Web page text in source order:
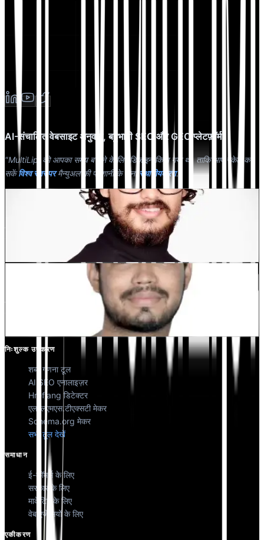
AI-संचालित वेबसाइट अनुवाद, बहुभाषी SEO और GEO प्लेटफ़ॉर्म
"MultiLipi को आपका समय बचाने के लिए डिज़ाइन किया गया था, ताकि आप स्केल कर
सकेंविश्व स्तर परमैन्युअल की परेशानी के बिना स्थानीयकरण."
निःशुल्क उपकरण
शब्द गणना टूल
AI SEO एनालाइज़र
Hreflang डिटेक्टर
एलएलएमएस.टीएक्सटी मेकर
Schema.org मेकर
सभी टूल देखें
समाधान
ई-कॉमर्स के लिए
सरकार के लिए
मार्केटिंग के लिए
वेब एजेंसियों के लिए
एकीकरण